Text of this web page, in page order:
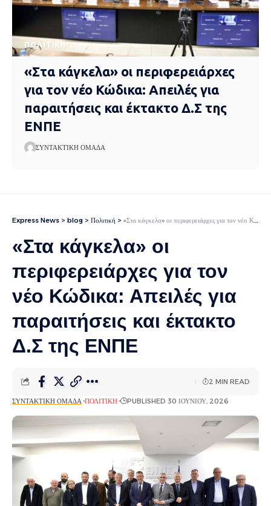
ΠΟΛΙΤΙΚΉ
«Στα κάγκελα» οι περιφερειάρχες
για τον νέο Κώδικα: Απειλές για
παραιτήσεις και έκτακτο Δ.Σ της
ΕΝΠΕ
ΣΥΝΤΑΚΤΙΚΉ ΟΜΆΔΑ
Express News > blog > Πολιτική > «Στα κάγκελα» οι περιφερειάρχες για τον νέο Κώδικα: Απειλές για παραιτήσεις και έκτακτο Δ.Σ της ΕΝΠΕ
«Στα κάγκελα» οι
περιφερειάρχες για τον
νέο Κώδικα: Απειλές για
παραιτήσεις και έκτακτο
Δ.Σ της ΕΝΠΕ
ΣΥΝΤΑΚΤΙΚΉ ΟΜΆΔΑ ΠΟΛΙΤΙΚΉ PUBLISHED 30 ΙΟΥΝΊΟΥ, 2026
2 MIN READ